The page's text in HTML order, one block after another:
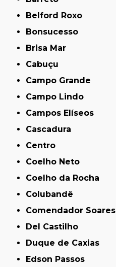
Belford Roxo
Bonsucesso
Brisa Mar
Cabuçu
Campo Grande
Campo Lindo
Campos Elíseos
Cascadura
Centro
Coelho Neto
Coelho da Rocha
Colubandê
Comendador Soares
Del Castilho
Duque de Caxias
Edson Passos